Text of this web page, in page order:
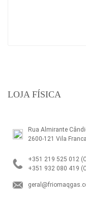
LOJA FÍSICA
Rua Almirante
2600-121 Vila
+351 219 525 012
+351 932 080 419